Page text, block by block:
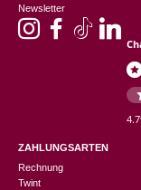
Newsletter
ZAHLUNGSARTEN
Rechnung
Twint